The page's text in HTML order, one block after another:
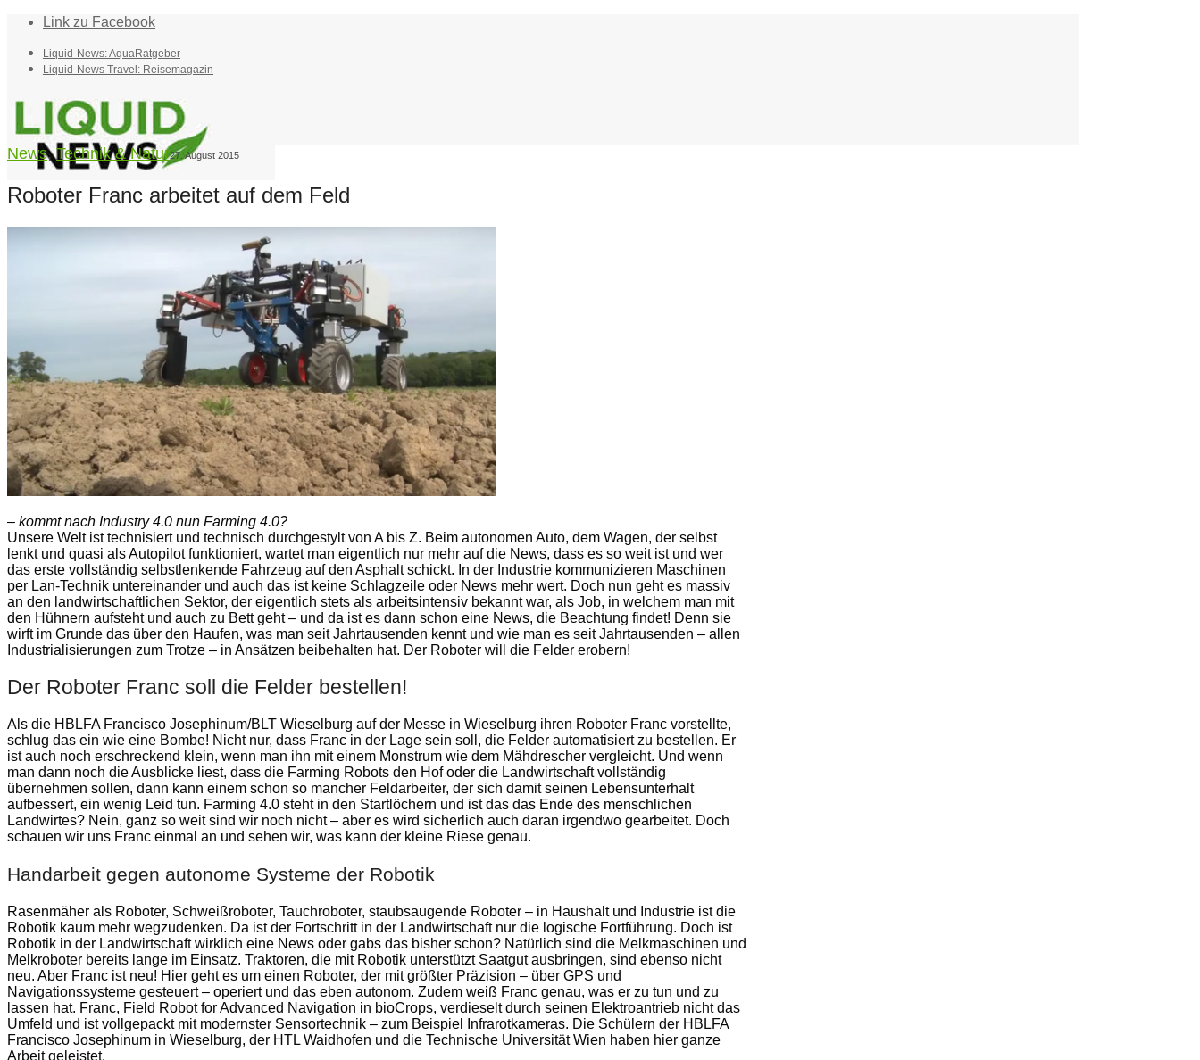
Link zu Facebook
Liquid-News: AquaRatgeber
Liquid-News Travel: Reisemagazin
News,Technik & Natur27. August 2015
Roboter Franc arbeitet auf dem Feld
– kommt nach Industry 4.0 nun Farming 4.0?
Unsere Welt ist technisiert und technisch durchgestylt von A bis Z. Beim autonomen Auto, dem Wagen, der selbst
lenkt und quasi als Autopilot funktioniert, wartet man eigentlich nur mehr auf die News, dass es so weit ist und wer
das erste vollständig selbstlenkende Fahrzeug auf den Asphalt schickt. In der Industrie kommunizieren Maschinen
per Lan-Technik untereinander und auch das ist keine Schlagzeile oder News mehr wert. Doch nun geht es massiv
an den landwirtschaftlichen Sektor, der eigentlich stets als arbeitsintensiv bekannt war, als Job, in welchem man mit
den Hühnern aufsteht und auch zu Bett geht – und da ist es dann schon eine News, die Beachtung findet! Denn sie
wirft im Grunde das über den Haufen, was man seit Jahrtausenden kennt und wie man es seit Jahrtausenden – allen
Industrialisierungen zum Trotze – in Ansätzen beibehalten hat. Der Roboter will die Felder erobern!
Der Roboter Franc soll die Felder bestellen!
Als die HBLFA Francisco Josephinum/BLT Wieselburg auf der Messe in Wieselburg ihren Roboter Franc vorstellte,
schlug das ein wie eine Bombe! Nicht nur, dass Franc in der Lage sein soll, die Felder automatisiert zu bestellen. Er
ist auch noch erschreckend klein, wenn man ihn mit einem Monstrum wie dem Mähdrescher vergleicht. Und wenn
man dann noch die Ausblicke liest, dass die Farming Robots den Hof oder die Landwirtschaft vollständig
übernehmen sollen, dann kann einem schon so mancher Feldarbeiter, der sich damit seinen Lebensunterhalt
aufbessert, ein wenig Leid tun. Farming 4.0 steht in den Startlöchern und ist das das Ende des menschlichen
Landwirtes? Nein, ganz so weit sind wir noch nicht – aber es wird sicherlich auch daran irgendwo gearbeitet. Doch
schauen wir uns Franc einmal an und sehen wir, was kann der kleine Riese genau.
Handarbeit gegen autonome Systeme der Robotik
Rasenmäher als Roboter, Schweißroboter, Tauchroboter, staubsaugende Roboter – in Haushalt und Industrie ist die
Robotik kaum mehr wegzudenken. Da ist der Fortschritt in der Landwirtschaft nur die logische Fortführung. Doch ist
Robotik in der Landwirtschaft wirklich eine News oder gabs das bisher schon? Natürlich sind die Melkmaschinen und
Melkroboter bereits lange im Einsatz. Traktoren, die mit Robotik unterstützt Saatgut ausbringen, sind ebenso nicht
neu. Aber Franc ist neu! Hier geht es um einen Roboter, der mit größter Präzision – über GPS und
Navigationssysteme gesteuert – operiert und das eben autonom. Zudem weiß Franc genau, was er zu tun und zu
lassen hat. Franc, Field Robot for Advanced Navigation in bioCrops, verdieselt durch seinen Elektroantrieb nicht das
Umfeld und ist vollgepackt mit modernster Sensortechnik – zum Beispiel Infrarotkameras. Die Schülern der HBLFA
Francisco Josephinum in Wieselburg, der HTL Waidhofen und die Technische Universität Wien haben hier ganze
Arbeit geleistet.